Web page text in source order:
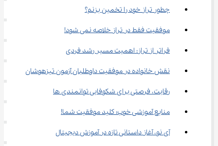
چطور تراز خود را تخمین بزنم؟
موفقیت فقط در تراز خلاصه نمی شود!
فراتر از تراز: اهمیت مسیر رشد فردی
نقش خانواده در موفقیت داوطلبان آزمون تیزهوشان
رقابت، فرصتی برای شکوفایی توانمندی ها
منابع آموزشی خوب؛ کلید موفقیت شما!
آی‌ نو، آغاز داستانی تازه در آموزش دیجیتال